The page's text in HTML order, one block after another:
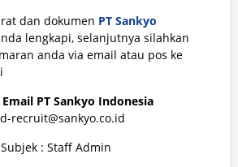
dan dokumen PT Sankyo
lengkapi, selanjutnya silahkan
anda via email atau pos ke
PT Sankyo Indonesia
recruit@sankyo.co.id
Subjek : Staff Admin